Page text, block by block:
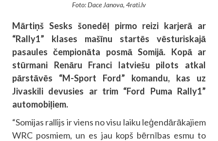
Foto: Dace Janova, 4rati.lv
Mārtiņš Sesks šonedēļ pirmo reizi karjerā ar
“Rally1” klases mašīnu startēs vēsturiskajā
pasaules čempionāta posmā Somijā. Kopā ar
stūrmani Renāru Franci latviešu pilots atkal
pārstāvēs “M-Sport Ford” komandu, kas uz
Jivaskili devusies ar trim “Ford Puma Rally1”
automobiļiem.
“Somijas rallijs ir viens no visu laiku leģendārākajiem
WRC posmiem, un es jau kopš bērnības esmu to